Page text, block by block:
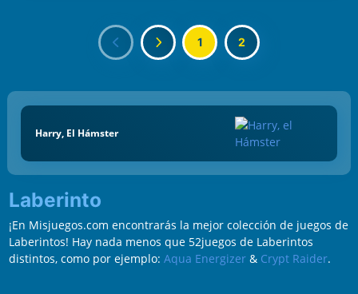
1 2
Harry, El Hámster
Laberinto
¡En Misjuegos.com encontrarás la mejor colección de juegos de
Laberintos! Hay nada menos que 52juegos de Laberintos
distintos, como por ejemplo: Aqua Energizer& Crypt Raider.